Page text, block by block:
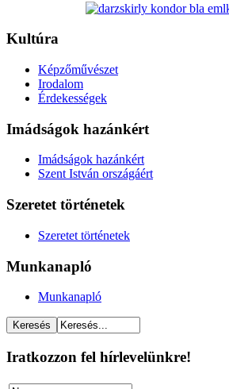
Kultúra
Képzőművészet
Irodalom
Érdekességek
Imádságok hazánkért
Imádságok hazánkért
Szent István országáért
Szeretet történetek
Szeretet történetek
Munkanapló
Munkanapló
Iratkozzon fel hírlevelünkre!